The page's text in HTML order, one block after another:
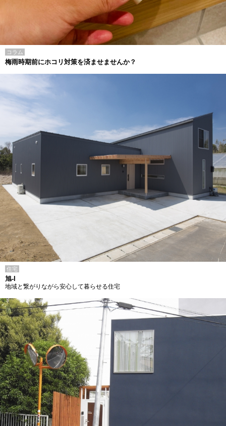
コラム
梅雨時期前にホコリ対策を済ませませんか？
住宅
旭-I
地域と繋がりながら安心して暮らせる住宅